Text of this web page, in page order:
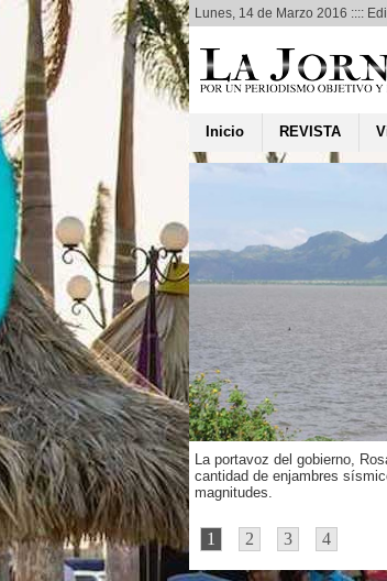
Lunes, 14 de Marzo 2016 ::::
Inicio REVISTA
en
por
de
Dilma
de la presidenta
y del exmandatario
circularon...
La portavoz del gobierno,
cantidad de enjambres
magnitudes.
1 2 3 4